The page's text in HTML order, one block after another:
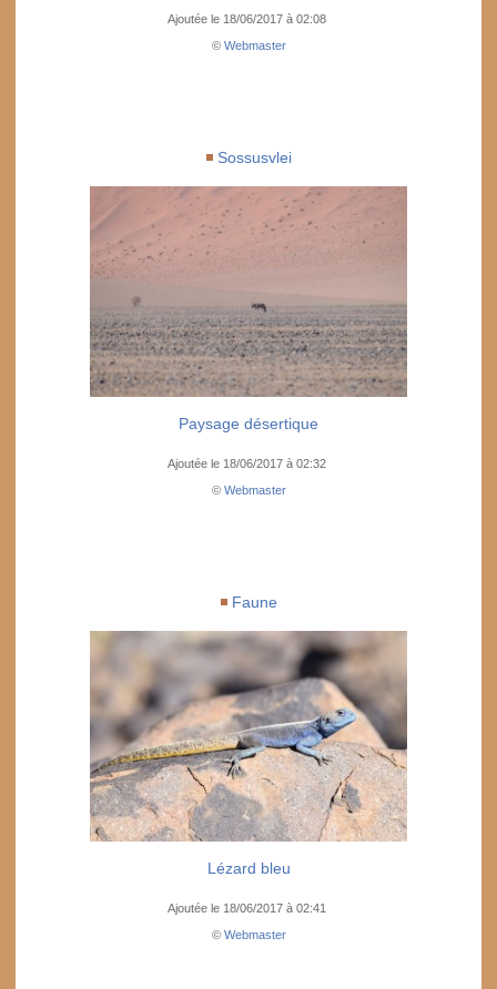
Ajoutée le 18/06/2017 à 02:08
© Webmaster
Sossusvlei
Paysage désertique
Ajoutée le 18/06/2017 à 02:32
© Webmaster
Faune
Lézard bleu
Ajoutée le 18/06/2017 à 02:41
© Webmaster